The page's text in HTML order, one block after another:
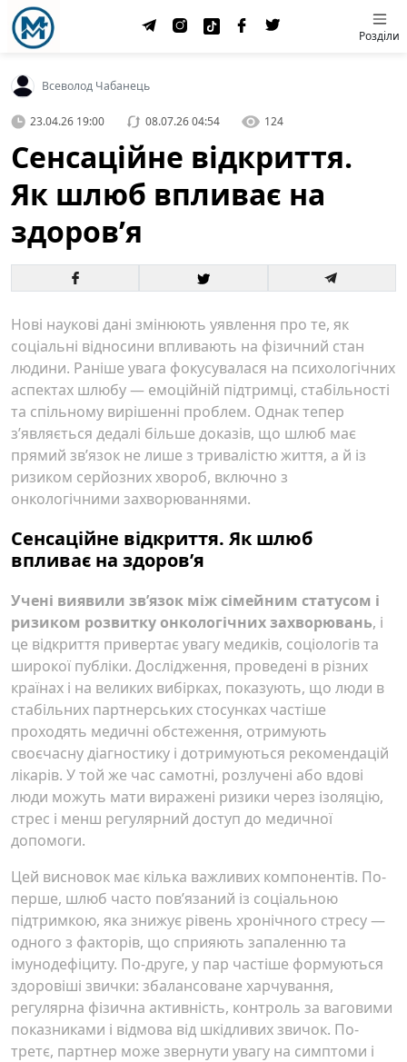
Розділи
Всеволод Чабанець
23.04.26 19:00 08.07.26 04:54 124
Сенсаційне відкриття.
Як шлюб впливає на
здоров’я
Нові наукові дані змінюють уявлення про те, як
соціальні відносини впливають на фізичний стан
людини. Раніше увага фокусувалася на психологічних
аспектах шлюбу — емоційній підтримці, стабільності
та спільному вирішенні проблем. Однак тепер
з’являється дедалі більше доказів, що шлюб має
прямий зв’язок не лише з тривалістю життя, а й із
ризиком серйозних хвороб, включно з
онкологічними захворюваннями.
Сенсаційне відкриття. Як шлюб
впливає на здоров’я
Учені виявили зв’язок між сімейним статусом і
ризиком розвитку онкологічних захворювань, і
це відкриття привертає увагу медиків, соціологів та
широкої публіки. Дослідження, проведені в різних
країнах і на великих вибірках, показують, що люди в
стабільних партнерських стосунках частіше
проходять медичні обстеження, отримують
своєчасну діагностику і дотримуються рекомендацій
лікарів. У той же час самотні, розлучені або вдові
люди можуть мати виражені ризики через ізоляцію,
стрес і менш регулярний доступ до медичної
допомоги.
Цей висновок має кілька важливих компонентів. По-
перше, шлюб часто пов’язаний із соціальною
підтримкою, яка знижує рівень хронічного стресу —
одного з факторів, що сприяють запаленню та
імунодефіциту. По-друге, у пар частіше формуються
здоровіші звички: збалансоване харчування,
регулярна фізична активність, контроль за ваговими
показниками і відмова від шкідливих звичок. По-
третє, партнер може звернути увагу на симптоми і